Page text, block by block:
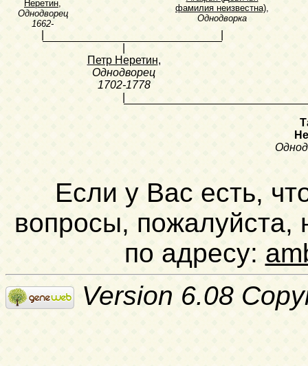
Неретин,
Однодворец
1662-
фамилия неизвестна),
Однодворка
Петр Неретин,
Однодворец
1702-1778
Если у Вас есть,
вопросы, пожалуйста,
по адресу:
Version 6.08